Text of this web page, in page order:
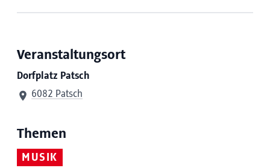
Veranstaltungsort
Dorfplatz Patsch
6082 Patsch
Themen
MUSIK